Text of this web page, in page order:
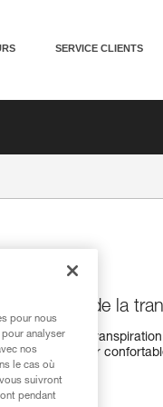
SERVICE CLIENTS
de la
évacuer la
de le porter
pour nous
analyser
nos
le cas où
suivront
pendant